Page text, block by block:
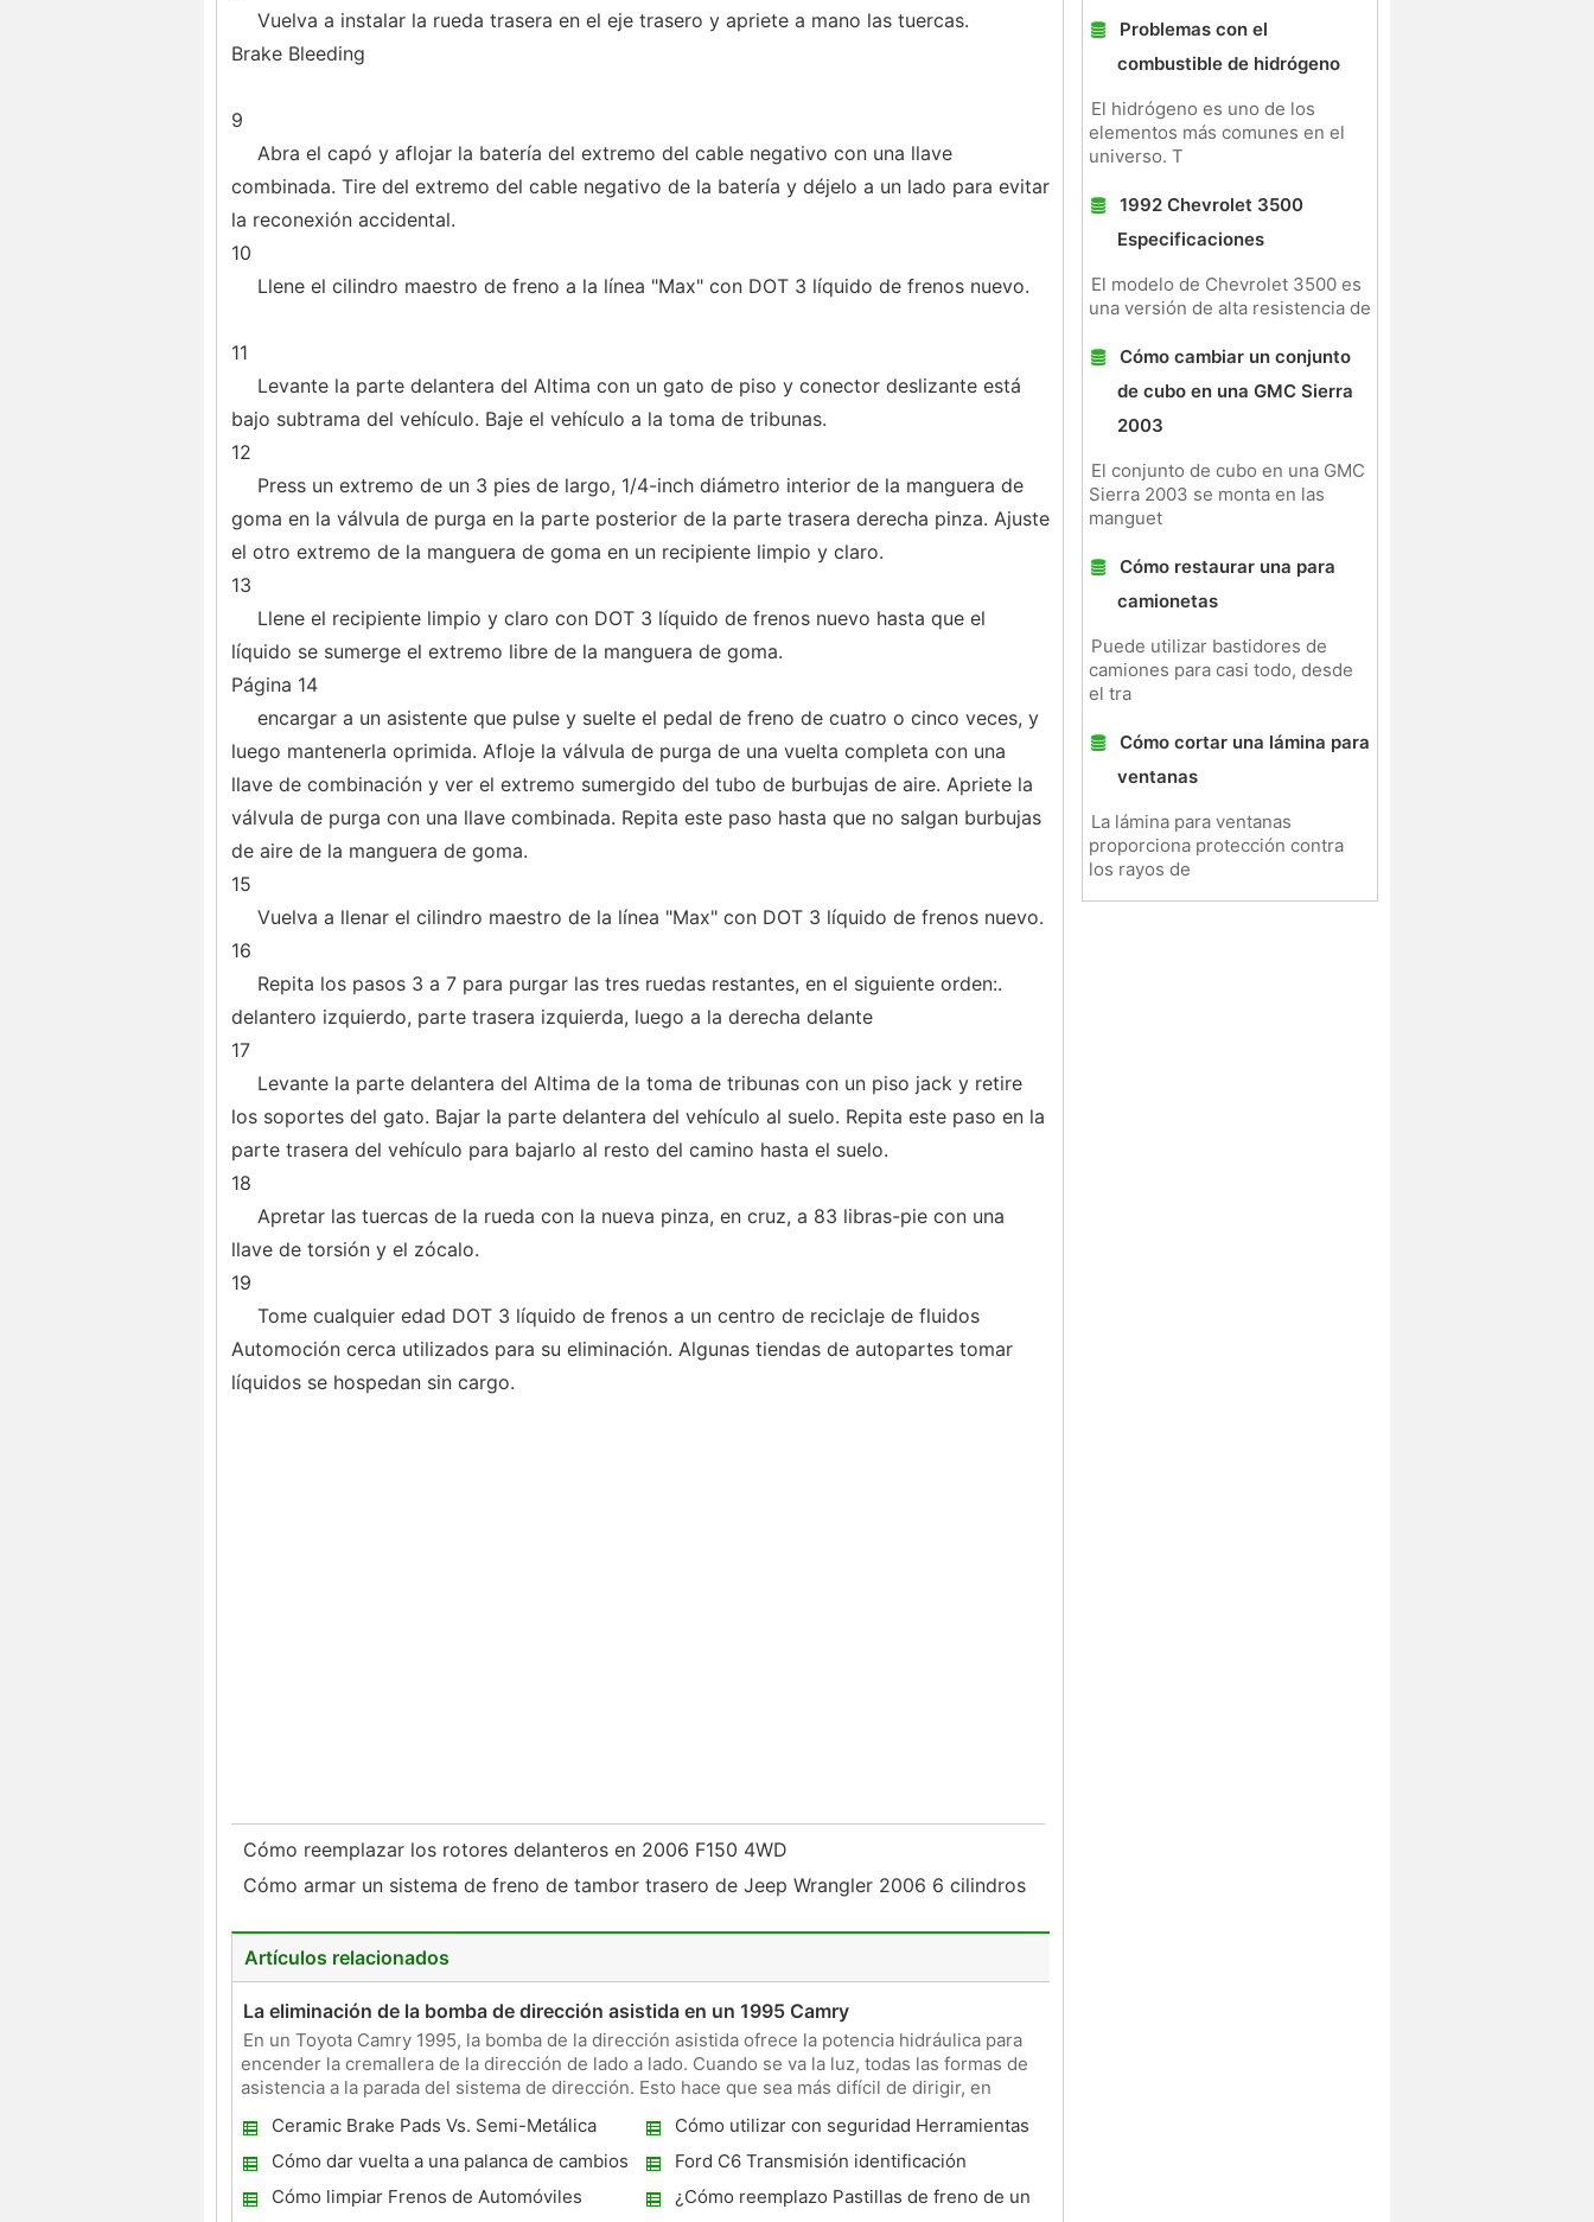
Vuelva a instalar la rueda trasera en el eje trasero y apriete a mano las tuercas.
Brake Bleeding
9
Abra el capó y aflojar la batería del extremo del cable negativo con una llave
combinada. Tire del extremo del cable negativo de la batería y déjelo a un lado para evitar
la reconexión accidental.
10
Llene el cilindro maestro de freno a la línea "Max" con DOT 3 líquido de frenos nuevo.
11
Levante la parte delantera del Altima con un gato de piso y conector deslizante está
bajo subtrama del vehículo. Baje el vehículo a la toma de tribunas.
12
Press un extremo de un 3 pies de largo, 1/4-inch diámetro interior de la manguera de
goma en la válvula de purga en la parte posterior de la parte trasera derecha pinza. Ajuste
el otro extremo de la manguera de goma en un recipiente limpio y claro.
13
Llene el recipiente limpio y claro con DOT 3 líquido de frenos nuevo hasta que el
líquido se sumerge el extremo libre de la manguera de goma.
Página 14
encargar a un asistente que pulse y suelte el pedal de freno de cuatro o cinco veces, y
luego mantenerla oprimida. Afloje la válvula de purga de una vuelta completa con una
llave de combinación y ver el extremo sumergido del tubo de burbujas de aire. Apriete la
válvula de purga con una llave combinada. Repita este paso hasta que no salgan burbujas
de aire de la manguera de goma.
15
Vuelva a llenar el cilindro maestro de la línea "Max" con DOT 3 líquido de frenos nuevo.
16
Repita los pasos 3 a 7 para purgar las tres ruedas restantes, en el siguiente orden:.
delantero izquierdo, parte trasera izquierda, luego a la derecha delante
17
Levante la parte delantera del Altima de la toma de tribunas con un piso jack y retire
los soportes del gato. Bajar la parte delantera del vehículo al suelo. Repita este paso en la
parte trasera del vehículo para bajarlo al resto del camino hasta el suelo.
18
Apretar las tuercas de la rueda con la nueva pinza, en cruz, a 83 libras-pie con una
llave de torsión y el zócalo.
19
Tome cualquier edad DOT 3 líquido de frenos a un centro de reciclaje de fluidos
Automoción cerca utilizados para su eliminación. Algunas tiendas de autopartes tomar
líquidos se hospedan sin cargo.
Cómo reemplazar los rotores delanteros en 2006 F150 4WD
Cómo armar un sistema de freno de tambor trasero de Jeep Wrangler 2006 6 cilindros
Artículos relacionados
La eliminación de la bomba de dirección asistida en un 1995 Camry
En un Toyota Camry 1995, la bomba de la dirección asistida ofrece la potencia hidráulica para
encender la cremallera de la dirección de lado a lado. Cuando se va la luz, todas las formas de
asistencia a la parada del sistema de dirección. Esto hace que sea más difícil de dirigir, en
Ceramic Brake Pads Vs. Semi-Metálica
Cómo utilizar con seguridad Herramientas
manuales básicas
Cómo dar vuelta a una palanca de cambios
en una palanca al piso automático
Ford C6 Transmisión identificación
Cómo limpiar Frenos de Automóviles
¿Cómo reemplazo Pastillas de freno de un
Problemas con el
combustible de hidrógeno
El hidrógeno es uno de los
elementos más comunes en el
universo. T
1992 Chevrolet 3500
Especificaciones
El modelo de Chevrolet 3500 es
una versión de alta resistencia de
Cómo cambiar un conjunto
de cubo en una GMC Sierra
2003
El conjunto de cubo en una GMC
Sierra 2003 se monta en las
manguet
Cómo restaurar una para
camionetas
Puede utilizar bastidores de
camiones para casi todo, desde
el tra
Cómo cortar una lámina para
ventanas
La lámina para ventanas
proporciona protección contra
los rayos de